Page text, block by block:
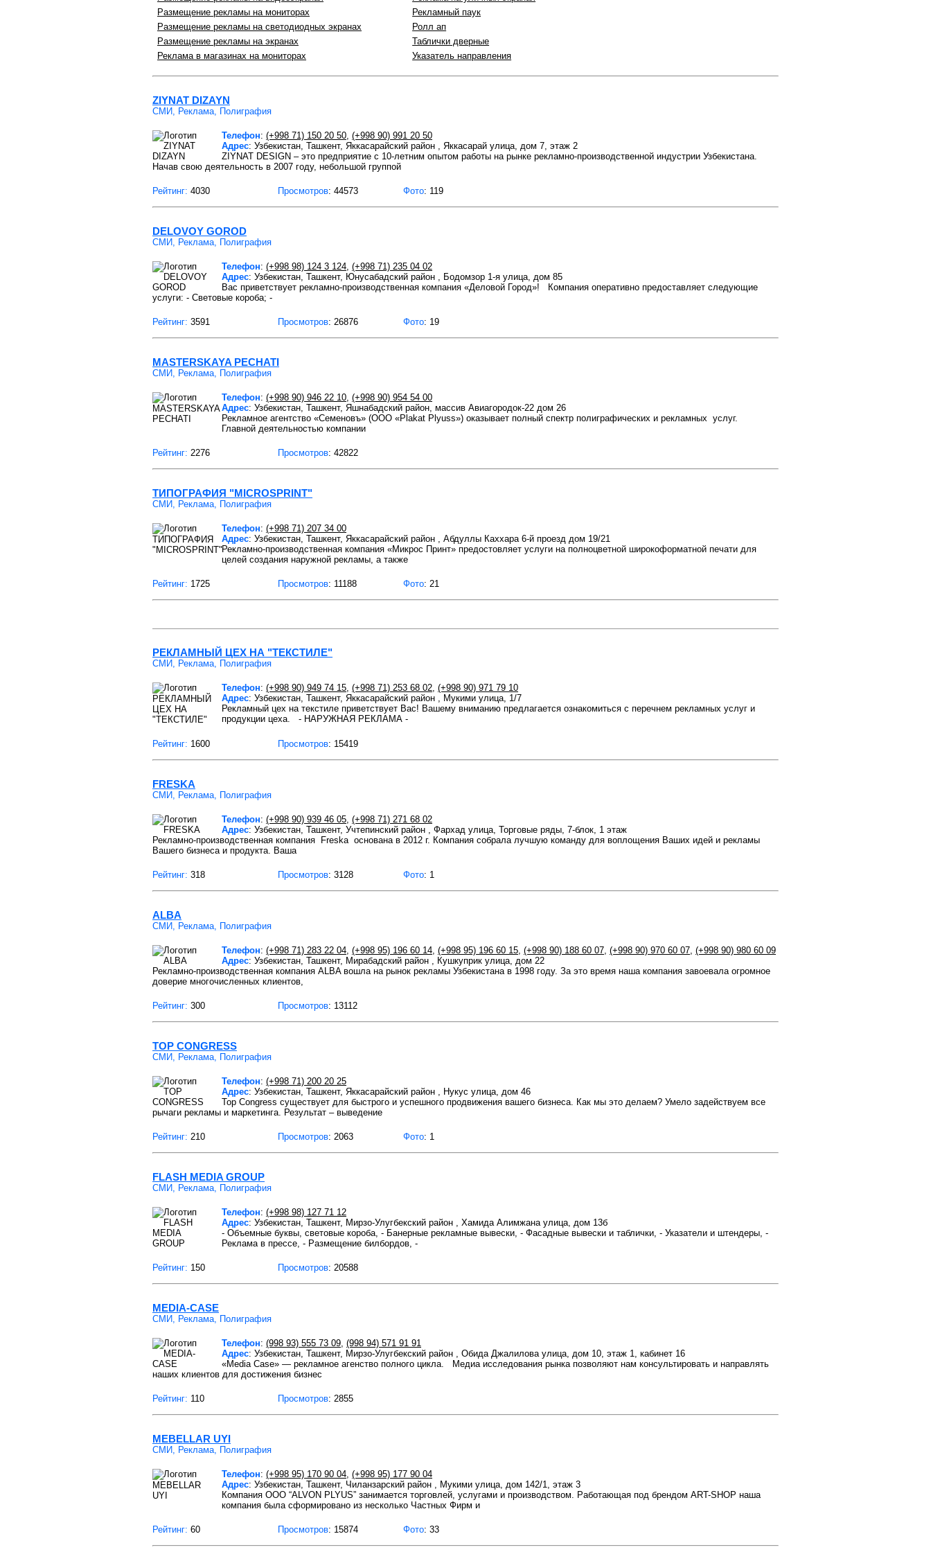
Размещение рекламы на мониторах
Размещение рекламы на светодиодных экранах
Размещение рекламы на экранах
Реклама в магазинах на мониторах
Рекламный паук
Ролл ап
Таблички дверные
Указатель направления
ZIYNAT DIZAYN
СМИ, Реклама, Полиграфия
Телефон: (+998 71) 150 20 50, (+998 90) 991 20 50
Адрес: Узбекистан, Ташкент, Яккасарайский район , Яккасарай улица, дом 7, этаж 2
ZIYNAT DESIGN – это предприятие с 10-летним опытом работы на рынке рекламно-производственной индустрии Узбекистана.
Начав свою деятельность в 2007 году, небольшой группой
Рейтинг: 4030 Просмотров: 44573 Фото: 119
DELOVOY GOROD
СМИ, Реклама, Полиграфия
Телефон: (+998 98) 124 3 124, (+998 71) 235 04 02
Адрес: Узбекистан, Ташкент, Юнусабадский район , Бодомзор 1-я улица, дом 85
Вас приветствует рекламно-производственная компания «Деловой Город»! Компания оперативно предоставляет следующие
услуги: - Световые короба; -
Рейтинг: 3591 Просмотров: 26876 Фото: 19
MASTERSKAYA PECHATI
СМИ, Реклама, Полиграфия
Телефон: (+998 90) 946 22 10, (+998 90) 954 54 00
Адрес: Узбекистан, Ташкент, Яшнабадский район, массив Авиагородок-22 дом 26
Рекламное агентство «Семеновъ» (ООО «Plakat Plyuss») оказывает полный спектр полиграфических и рекламных услуг.
Главной деятельностью компании
Рейтинг: 2276 Просмотров: 42822
ТИПОГРАФИЯ "MICROSPRINT"
СМИ, Реклама, Полиграфия
Телефон: (+998 71) 207 34 00
Адрес: Узбекистан, Ташкент, Яккасарайский район , Абдуллы Каххара 6-й проезд дом 19/21
Рекламно-производственная компания «Микрос Принт» предостовляет услуги на полноцветной широкоформатной печати для
целей создания наружной рекламы, а также
Рейтинг: 1725 Просмотров: 11188 Фото: 21
РЕКЛАМНЫЙ ЦЕХ НА "ТЕКСТИЛЕ"
СМИ, Реклама, Полиграфия
Телефон: (+998 90) 949 74 15, (+998 71) 253 68 02, (+998 90) 971 79 10
Адрес: Узбекистан, Ташкент, Яккасарайский район , Мукими улица, 1/7
Рекламный цех на текстиле приветствует Вас! Вашему вниманию предлагается ознакомиться с перечнем рекламных услуг и
продукции цеха. - НАРУЖНАЯ РЕКЛАМА -
Рейтинг: 1600 Просмотров: 15419
FRESKA
СМИ, Реклама, Полиграфия
Телефон: (+998 90) 939 46 05, (+998 71) 271 68 02
Адрес: Узбекистан, Ташкент, Учтепинский район , Фархад улица, Торговые ряды, 7-блок, 1 этаж
Рекламно-производственная компания Freska основана в 2012 г. Компания собрала лучшую команду для воплощения Ваших идей и рекламы
Вашего бизнеса и продукта. Ваша
Рейтинг: 318 Просмотров: 3128 Фото: 1
ALBA
СМИ, Реклама, Полиграфия
Телефон: (+998 71) 283 22 04, (+998 95) 196 60 14, (+998 95) 196 60 15, (+998 90) 188 60 07, (+998 90) 970 60 07, (+998 90) 980 60 09
Адрес: Узбекистан, Ташкент, Мирабадский район , Кушкуприк улица, дом 22
Рекламно-производственная компания ALBA вошла на рынок рекламы Узбекистана в 1998 году. За это время наша компания завоевала огромное
доверие многочисленных клиентов,
Рейтинг: 300 Просмотров: 13112
TOP CONGRESS
СМИ, Реклама, Полиграфия
Телефон: (+998 71) 200 20 25
Адрес: Узбекистан, Ташкент, Яккасарайский район , Нукус улица, дом 46
Top Congress существует для быстрого и успешного продвижения вашего бизнеса. Как мы это делаем? Умело задействуем все
рычаги рекламы и маркетинга. Результат – выведение
Рейтинг: 210 Просмотров: 2063 Фото: 1
FLASH MEDIA GROUP
СМИ, Реклама, Полиграфия
Телефон: (+998 98) 127 71 12
Адрес: Узбекистан, Ташкент, Мирзо-Улугбекский район , Хамида Алимжана улица, дом 13б
- Объемные буквы, световые короба, - Банерные рекламные вывески, - Фасадные вывески и таблички, - Указатели и штендеры, -
Реклама в прессе, - Размещение билбордов, -
Рейтинг: 150 Просмотров: 20588
MEDIA-CASE
СМИ, Реклама, Полиграфия
Телефон: (998 93) 555 73 09, (998 94) 571 91 91
Адрес: Узбекистан, Ташкент, Мирзо-Улугбекский район , Обида Джалилова улица, дом 10, этаж 1, кабинет 16
«Media Case» — рекламное агенство полного цикла. Медиа исследования рынка позволяют нам консультировать и направлять
наших клиентов для достижения бизнес
Рейтинг: 110 Просмотров: 2855
MEBELLAR UYI
СМИ, Реклама, Полиграфия
Телефон: (+998 95) 170 90 04, (+998 95) 177 90 04
Адрес: Узбекистан, Ташкент, Чиланзарский район , Мукими улица, дом 142/1, этаж 3
Компания OOO “ALVON PLYUS” занимается торговлей, услугами и производством. Работающая под брендом ART-SHOP наша
компания была сформировано из несколько Частных Фирм и
Рейтинг: 60 Просмотров: 15874 Фото: 33